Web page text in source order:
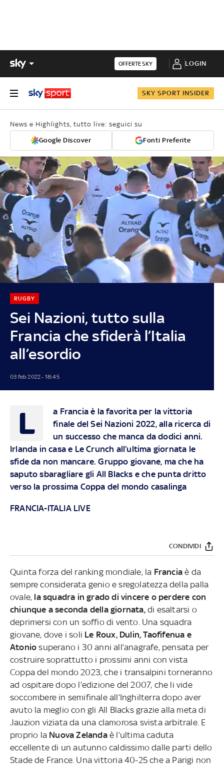
OFFERTE SKY LOGIN
SKY SPORT INSIDER
News e Highlights, tutto live: seguici su
Google Discover Fonti Preferite
Sei Nazioni, tutto sulla
Francia che sfiderà l’Italia
all’esordio
RUGBY
03 feb 2022 - 18:45
L
a Francia è la favorita per la vittoria
finale del Sei Nazioni 2022, alla ricerca di
un successo che manca da dodici anni.
Irlanda in casa e Le Crunch all’ultima giornata le
sfide da non mancare. Gruppo giovane, ma che ha
saputo sbaragliare gli All Blacks e che punta dritto
verso la prossima Coppa del mondo casalinga
FRANCIA-ITALIA LIVE
CONDIVIDI
Quinta forza del ranking mondiale, la Francia è da
sempre considerata genio e sregolatezza della palla
ovale, la squadra in grado di vincere o perdere con
chiunque a seconda della giornata,di esaltarsi o
deprimersi con un soffio di vento. Una squadra
giovane, dove i soli Le Roux, Dulin, Taofifenua e
Atonio superano i 30 anni all’anagrafe, pensata per
costruire soprattutto i prossimi anni con vista
Coppa del mondo 2023, che i transalpini torneranno
ad ospitare dopo l’edizione del 2007, che li vide
soccombere in semifinale all’Inghilterra dopo aver
avuto la meglio con gli All Blacks grazie alla meta di
Jauzion viziata da una clamorosa svista arbitrale. E
proprio la Nuova Zelandaè l’ultima caduta
eccellente di un autunno caldissimo dalle parti dello
Stade de France. Una vittoria 40-25 che a Parigi non